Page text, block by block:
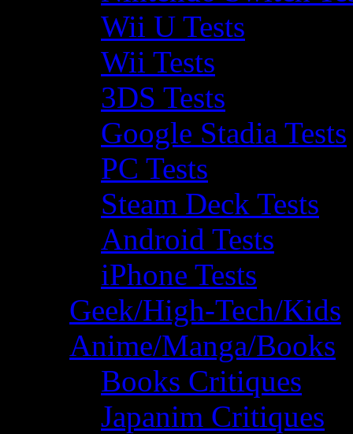
Wii U Tests
Wii Tests
3DS Tests
Google Stadia Tests
PC Tests
Steam Deck Tests
Android Tests
iPhone Tests
Geek/High-Tech/Kids
Anime/Manga/Books
Books Critiques
Japanim Critiques